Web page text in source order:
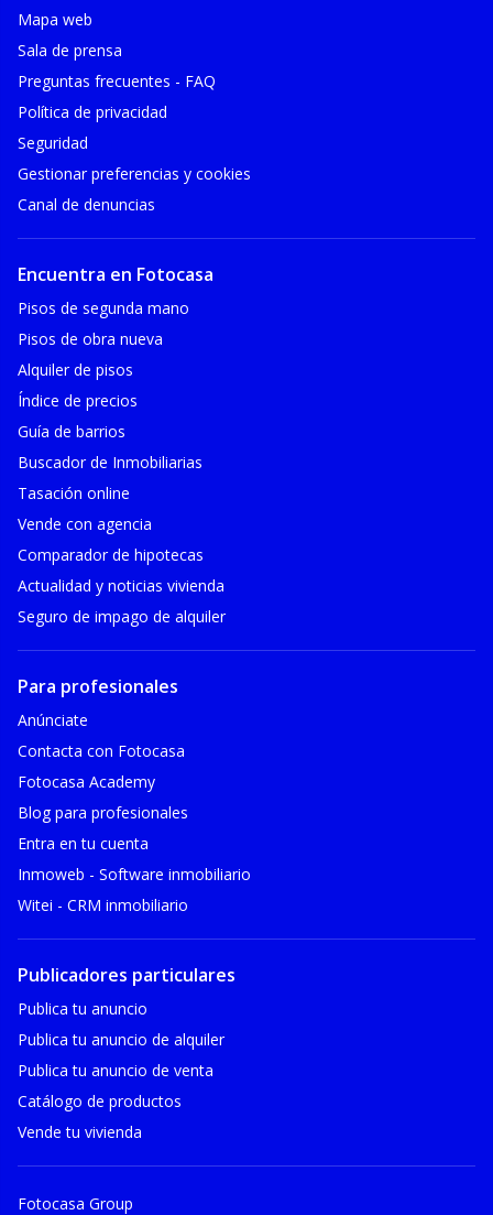
Mapa web
Sala de prensa
Preguntas frecuentes - FAQ
Política de privacidad
Seguridad
Gestionar preferencias y cookies
Canal de denuncias
Encuentra en Fotocasa
Pisos de segunda mano
Pisos de obra nueva
Alquiler de pisos
Índice de precios
Guía de barrios
Buscador de Inmobiliarias
Tasación online
Vende con agencia
Comparador de hipotecas
Actualidad y noticias vivienda
Seguro de impago de alquiler
Para profesionales
Anúnciate
Contacta con Fotocasa
Fotocasa Academy
Blog para profesionales
Entra en tu cuenta
Inmoweb - Software inmobiliario
Witei - CRM inmobiliario
Publicadores particulares
Publica tu anuncio
Publica tu anuncio de alquiler
Publica tu anuncio de venta
Catálogo de productos
Vende tu vivienda
Fotocasa Group